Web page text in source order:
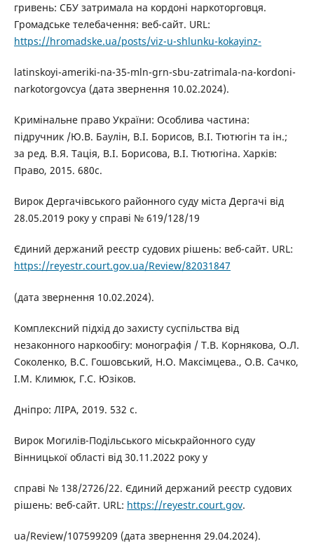
гривень: СБУ затримала на кордоні наркоторговця.
Громадське телебачення: веб-сайт. URL:
https://hromadske.ua/posts/viz-u-shlunku-kokayinz-
latinskoyi-ameriki-na-35-mln-grn-sbu-zatrimala-na-kordoni-
narkotorgovcya (дата звернення 10.02.2024).
Кримінальне право України: Особлива частина:
підручник /Ю.В. Баулін, В.І. Борисов, В.І. Тютюгін та ін.;
за ред. В.Я. Тація, В.І. Борисова, В.І. Тютюгіна. Харків:
Право, 2015. 680с.
Вирок Дергачівського районного суду міста Дергачі від
28.05.2019 року у справі № 619/128/19
Єдиний держаний реєстр судових рішень: веб-сайт. URL:
https://reyestr.court.gov.ua/Review/82031847
(дата звернення 10.02.2024).
Комплексний підхід до захисту суспільства від
незаконного наркообігу: монографія / Т.В. Корнякова, О.Л.
Соколенко, В.С. Гошовський, Н.О. Максімцева., О.В. Сачко,
І.М. Климюк, Г.С. Юзіков.
Дніпро: ЛІРА, 2019. 532 с.
Вирок Могилів-Подільського міськрайонного суду
Вінницької області від 30.11.2022 року у
справі № 138/2726/22. Єдиний держаний реєстр судових
рішень: веб-сайт. URL: https://reyestr.court.gov.
ua/Review/107599209 (дата звернення 29.04.2024).